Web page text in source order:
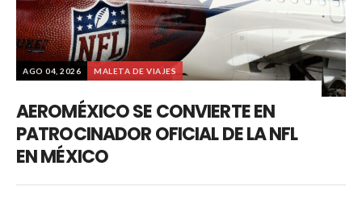
AGO 04, 2026 MALETA DE VIAJES
AEROMÉXICO SE CONVIERTE EN
PATROCINADOR OFICIAL DE LA NFL
EN MÉXICO